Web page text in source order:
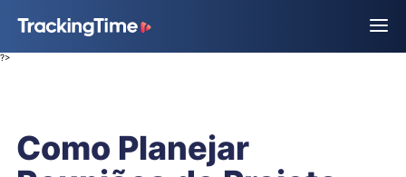
?>
Como Planejar